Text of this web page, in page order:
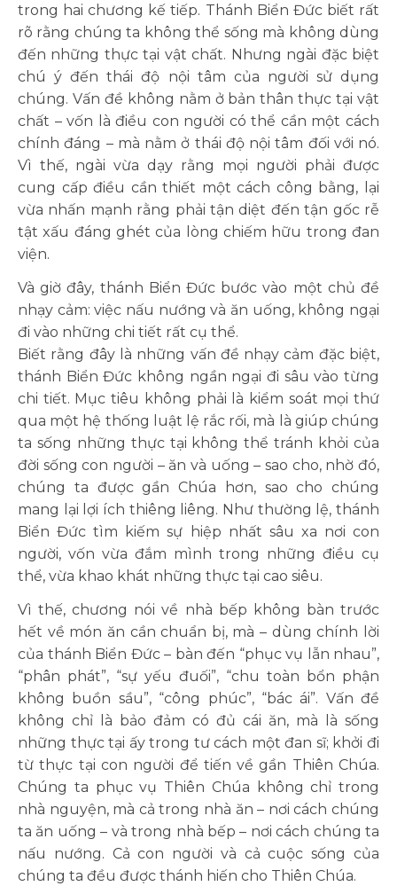
trong hai chương kế tiếp. Thánh Biển Đức biết rất
rõ rằng chúng ta không thể sống mà không dùng
đến những thực tại vật chất. Nhưng ngài đặc biệt
chú ý đến thái độ nội tâm của người sử dụng
chúng. Vấn đề không nằm ở bản thân thực tại vật
chất – vốn là điều con người có thể cần một cách
chính đáng – mà nằm ở thái độ nội tâm đối với nó.
Vì thế, ngài vừa dạy rằng mọi người phải được
cung cấp điều cần thiết một cách công bằng, lại
vừa nhấn mạnh rằng phải tận diệt đến tận gốc rễ
tật xấu đáng ghét của lòng chiếm hữu trong đan
viện.
Và giờ đây, thánh Biển Đức bước vào một chủ đề
nhạy cảm: việc nấu nướng và ăn uống, không ngại
đi vào những chi tiết rất cụ thể.
Biết rằng đây là những vấn đề nhạy cảm đặc biệt,
thánh Biển Đức không ngần ngại đi sâu vào từng
chi tiết. Mục tiêu không phải là kiểm soát mọi thứ
qua một hệ thống luật lệ rắc rối, mà là giúp chúng
ta sống những thực tại không thể tránh khỏi của
đời sống con người – ăn và uống – sao cho, nhờ đó,
chúng ta được gần Chúa hơn, sao cho chúng
mang lại lợi ích thiêng liêng. Như thường lệ, thánh
Biển Đức tìm kiếm sự hiệp nhất sâu xa nơi con
người, vốn vừa đắm mình trong những điều cụ
thể, vừa khao khát những thực tại cao siêu.
Vì thế, chương nói về nhà bếp không bàn trước
hết về món ăn cần chuẩn bị, mà – dùng chính lời
của thánh Biển Đức – bàn đến “phục vụ lẫn nhau”,
“phân phát”, “sự yếu đuối”, “chu toàn bổn phận
không buồn sầu”, “công phúc”, “bác ái”. Vấn đề
không chỉ là bảo đảm có đủ cái ăn, mà là sống
những thực tại ấy trong tư cách một đan sĩ; khởi đi
từ thực tại con người để tiến về gần Thiên Chúa.
Chúng ta phục vụ Thiên Chúa không chỉ trong
nhà nguyện, mà cả trong nhà ăn – nơi cách chúng
ta ăn uống – và trong nhà bếp – nơi cách chúng ta
nấu nướng. Cả con người và cả cuộc sống của
chúng ta đều được thánh hiến cho Thiên Chúa.